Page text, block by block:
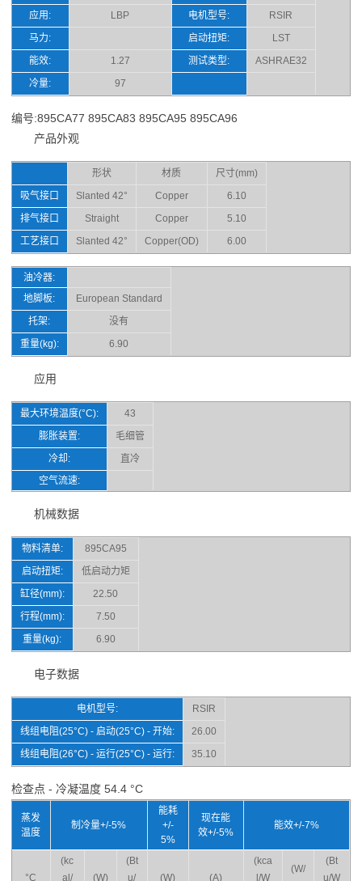
应用:
LBP 电机型号:
RSIR
马力:
启动扭矩:
LST
能效:
1.27 测试类型:
ASHRAE32
冷量:
97
编号:895CA77 895CA83 895CA95 895CA96
产品外观
形状 材质
尺寸(mm)
吸气接口
Slanted 42° Copper
6.10
排气接口
Straight Copper
5.10
工艺接口
Slanted 42° Copper(OD) 6.00
油冷器:
地脚板:
European Standard
托架:
没有
重量(kg):
6.90
应用
最大环境温度(°C):
43
膨胀装置:
毛细管
冷却:
直冷
空气流速:
机械数据
物料清单:
895CA95
启动扭矩:
低启动力矩
缸径(mm):
22.50
行程(mm):
7.50
重量(kg):
6.90
电子数据
电机型号:
RSIR
线组电阻(25°C) - 启动(25°C) - 开始:
26.00
线组电阻(26°C) - 运行(25°C) - 运行:
35.10
检查点 - 冷凝温度 54.4 °C
蒸发
温度
制冷量+/-5%
能耗
+/-
5%
现在能
效+/-5%
能效+/-7%
°C
(kc
al/
(W)
(Bt
u/
(W) (A)
(kca
l/W
(W/
(Bt
u/W